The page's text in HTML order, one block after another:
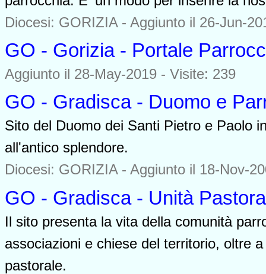
Diocesi: GORIZIA - Aggiunto il 26-Jun-
GO - Gorizia - Portale
Aggiunto il 28-May-2019 - Visite: 239
GO - Gradisca - Duomo e
Sito del Duomo dei Santi Pietro e Paolo
all'antico splendore.
Diocesi: GORIZIA - Aggiunto il 18-Nov-
GO - Gradisca - Unità
Il sito presenta la vita della comunità
associazioni e chiese del territorio, oltre
pastorale.